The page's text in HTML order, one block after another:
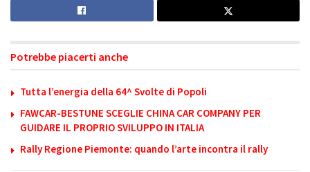
Potrebbe piacerti anche
Tutta l’energia della 64^ Svolte di Popoli
FAWCAR-BESTUNE SCEGLIE CHINA CAR COMPANY PER
GUIDARE IL PROPRIO SVILUPPO IN ITALIA
Rally Regione Piemonte: quando l’arte incontra il rally